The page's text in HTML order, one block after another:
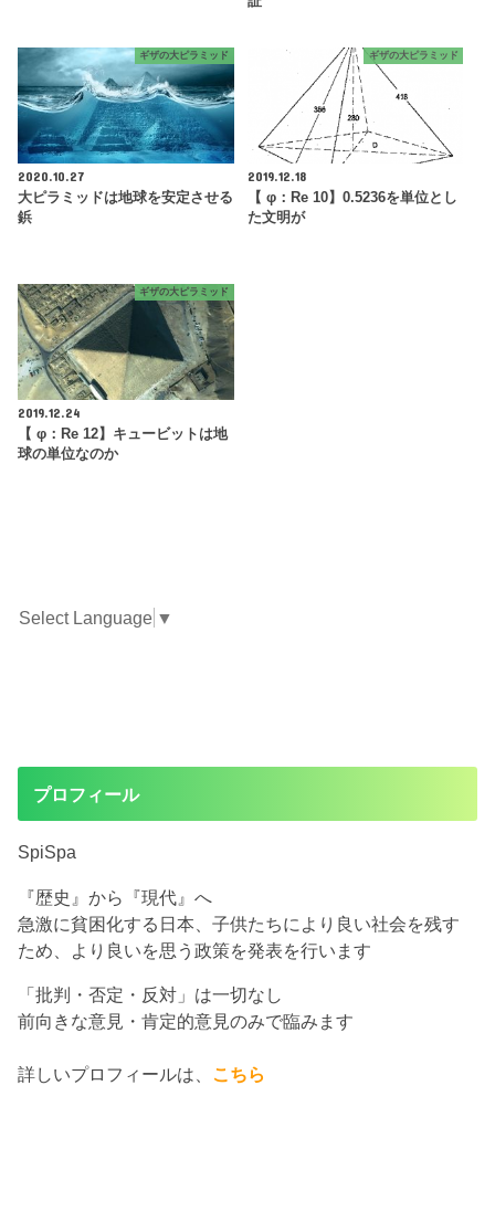
ギザの大ピラミッド
2020.10.27
大ピラミッドは地球を安定させる
鋲
ギザの大ピラミッド
2019.12.18
【 φ：Re 10】0.5236を単位とし
た文明が
ギザの大ピラミッド
2019.12.24
【 φ：Re 12】キュービットは地
球の単位なのか
Select Language ▼
プロフィール
SpiSpa
『歴史』から『現代』へ
急激に貧困化する日本、子供たちにより良い社会を残す
ため、より良いを思う政策を発表を行います
「批判・否定・反対」は一切なし
前向きな意見・肯定的意見のみで臨みます
詳しいプロフィールは、 こちら